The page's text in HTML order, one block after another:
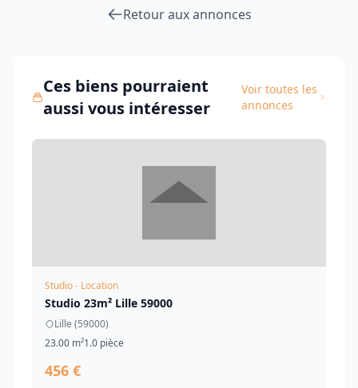
Retour aux annonces
Ces biens pourraient
aussi vous intéresser
Voir toutes les
annonces
Studio - Location
Studio 23m² Lille 59000
Lille (59000)
23.00 m²1.0 pièce
456 €